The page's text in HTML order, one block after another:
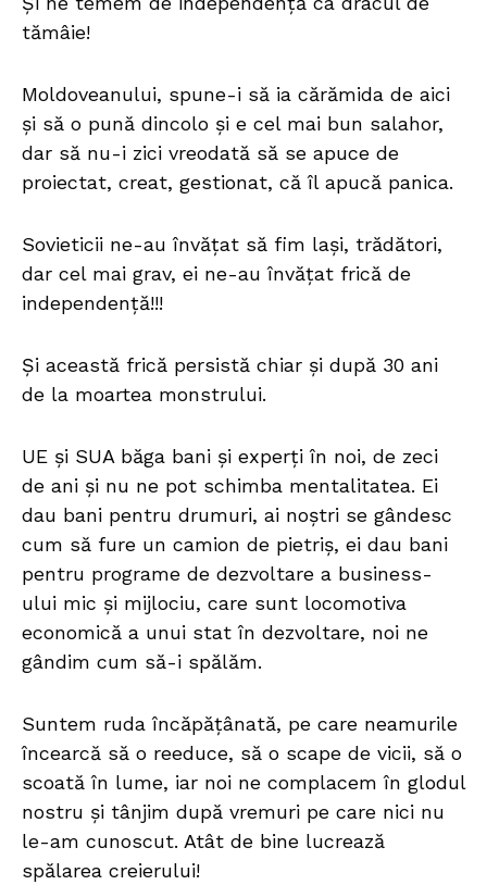
tămâie!
Moldoveanului, spune-i să ia cărămida de aici
și să o pună dincolo și e cel mai bun salahor,
dar să nu-i zici vreodată să se apuce de
proiectat, creat, gestionat, că îl apucă panica.
Sovieticii ne-au învățat să fim lași, trădători,
dar cel mai grav, ei ne-au învățat frică de
independență!!!
Și această frică persistă chiar și după 30 ani
de la moartea monstrului.
UE și SUA băga bani și experți în noi, de zeci
de ani și nu ne pot schimba mentalitatea. Ei
dau bani pentru drumuri, ai noștri se gândesc
cum să fure un camion de pietriș, ei dau bani
pentru programe de dezvoltare a business-
ului mic și mijlociu, care sunt locomotiva
economică a unui stat în dezvoltare, noi ne
gândim cum să-i spălăm.
Suntem ruda încăpățânată, pe care neamurile
încearcă să o reeduce, să o scape de vicii, să o
scoată în lume, iar noi ne complacem în glodul
nostru și tânjim după vremuri pe care nici nu
le-am cunoscut. Atât de bine lucrează
spălarea creierului!